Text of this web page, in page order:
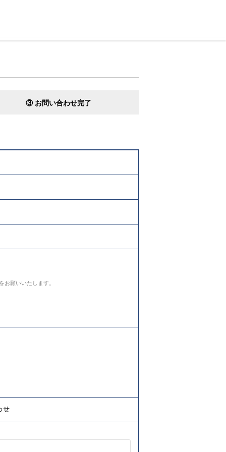
③ お問い合わせ完了
願いいたします。
せ